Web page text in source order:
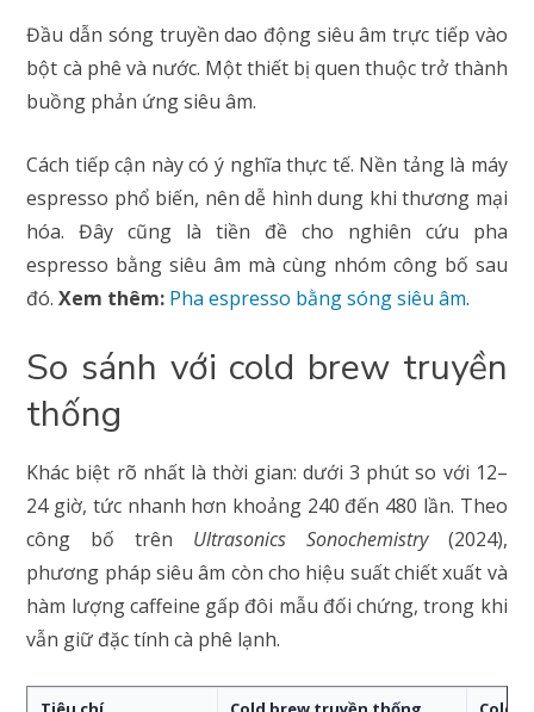
Đầu dẫn sóng truyền dao động siêu âm trực tiếp vào
bột cà phê và nước. Một thiết bị quen thuộc trở thành
buồng phản ứng siêu âm.
Cách tiếp cận này có ý nghĩa thực tế. Nền tảng là máy
espresso phổ biến, nên dễ hình dung khi thương mại
hóa. Đây cũng là tiền đề cho nghiên cứu pha
espresso bằng siêu âm mà cùng nhóm công bố sau
đó.Xem thêm: Pha espresso bằng sóng siêu âm.
So sánh với cold brew truyền
thống
Khác biệt rõ nhất là thời gian: dưới 3 phút so với 12–
24 giờ, tức nhanh hơn khoảng 240 đến 480 lần. Theo
công bố trên Ultrasonics Sonochemistry(2024),
phương pháp siêu âm còn cho hiệu suất chiết xuất và
hàm lượng caffeine gấp đôi mẫu đối chứng, trong khi
vẫn giữ đặc tính cà phê lạnh.